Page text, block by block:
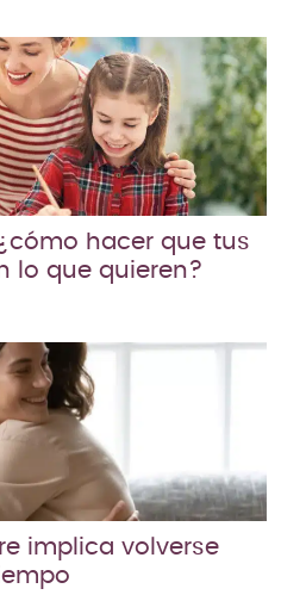
hacer que tus
lo que quieren?
implica volverse